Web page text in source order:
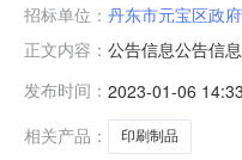
招标单位： 丹东市元宝区政
正文内容： 公告信息公告信
做好新型冠状病
果公示如下：一、
发布时间： 2023-01-06 14:33
相关产品：
印刷制品